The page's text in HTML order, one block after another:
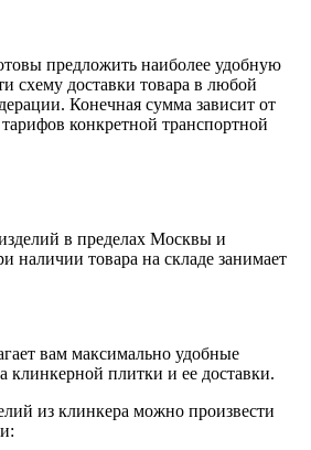
предложить наиболее удобную
схему доставки товара в любой
Конечная сумма зависит от
конкретной транспортной
в пределах Москвы и
наличии товара на складе занимает
вам максимально удобные
клинкерной плитки и ее доставки.
из клинкера можно произвести